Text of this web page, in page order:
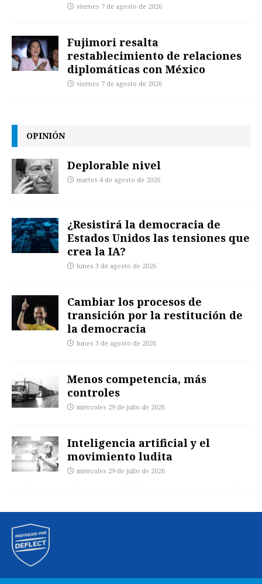
viernes 7 de agosto de 2026
Fujimori resalta
restablecimiento de relaciones
diplomáticas con México
viernes 7 de agosto de 2026
OPINIÓN
Deplorable nivel
martes 4 de agosto de 2026
¿Resistirá la democracia de
Estados Unidos las tensiones que
crea la IA?
lunes 3 de agosto de 2026
Cambiar los procesos de
transición por la restitución de
la democracia
lunes 3 de agosto de 2026
Menos competencia, más
controles
miércoles 29 de julio de 2026
Inteligencia artificial y el
movimiento ludita
miércoles 29 de julio de 2026